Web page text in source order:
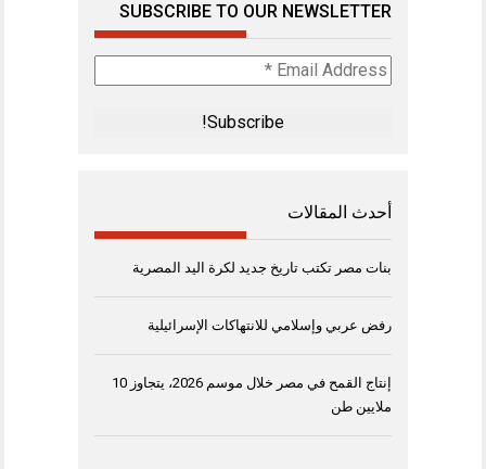
SUBSCRIBE TO OUR NEWSLETTER
Email
Address
أحدث المقالات
بنات مصر تكتب تاريخ جديد لكرة اليد المصرية
رفض عربي وإسلامي للانتهاكات الإسرائيلية
إنتاج القمح في مصر خلال موسم 2026، يتجاوز 10
ملايين طن